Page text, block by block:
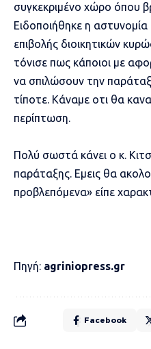
συγκεκριμένο χώρο όπου
Ειδοποιήθηκε η
επιβολής διοικητικών
τόνισε πως κάποιοι με
να σπιλώσουν την
τίποτε. Κάναμε οτι θα
περίπτωση.
Πολύ σωστά κάνει ο κ.
παράταξης. Εμεις θα
προβλεπόμενα» είπε
Πηγή: agriniopress.gr
Facebook